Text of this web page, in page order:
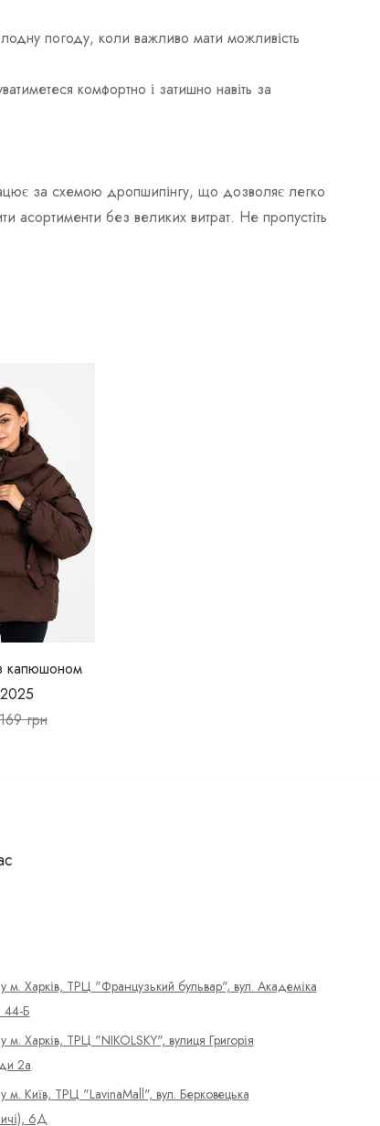
погоду, коли важливо мати можливість
комфортно і затишно навіть за
за схемою дропшипінгу, що дозволяє легко
асортименти без великих витрат. Не пропустіть
капюшоном
грн
м. Харків, ТРЦ "Французький бульвар", вул. Академіка
44-Б
м. Харків, ТРЦ "NIKOLSKY", вулиця Григорія
2а
м. Київ, ТРЦ "LavinaMall", вул. Берковецька
6Д